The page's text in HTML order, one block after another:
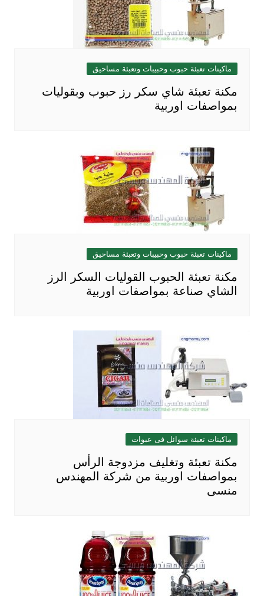
ماكينات تعبئة حبوب وحبيبات وتعبئة مساحيق
مكنة تعبئة شاي سكر رز حبوب وبقوليات
بمواصفات اوربية
ماكينات تعبئة حبوب وحبيبات وتعبئة مساحيق
مكنة تعبئة الحبوب القوليات السكر الرز
الشاي صناعة بمواصفات اوربية
ماكينات تعبئة سوائل فى عبوات
مكنة تعبئة وتغليف مزدوجة الرأس
بمواصفات اوربية من شركة المهندس
منسى